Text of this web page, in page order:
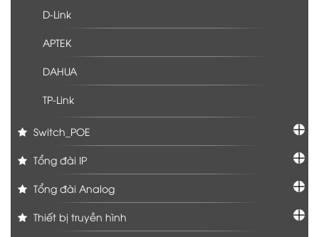
D-Link
APTEK
DAHUA
TP-Link
Switch_POE
Tổng đài IP
Tổng đài Analog
Thiết bị truyền hình